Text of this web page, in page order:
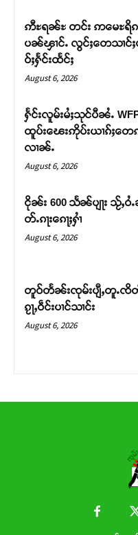
တႃႇႁႂ်ႈသဵင်ၵၢင်ၸႂ်ၵူၼ်
ဝ်ႇၽူႈတွႆႇႁွ
ဢီႊရၼ်ႊ တင်း ဢမေႊရိ
ပၼ်ၾၢင်ႉ လွင်ႈတေသၢင်ႈပ
ဝ်ႈႁႅင်းထႅင်ႈ
August 6, 2026
ႁႅင်းလူမ်းမႆႈသုင်ပီၼႆႉ
ထူပ်းၽေးဢိုပ်းယၢၵ်ႈတေ
လၢၼ်ႉ
August 6, 2026
ငိုၼ်း 600 သႅၼ်ပျႃး သႂ်ႇဝႆ
တ်ႉၵႃးၵေႃႈႁၢႆ
August 6, 2026
တူဝ်တႅၼ်းၸုမ်းပျီႇတူႉၸိတ်
ၵႂႃႇဝဵင်းပၢင်သၢင်း
August 6, 2026